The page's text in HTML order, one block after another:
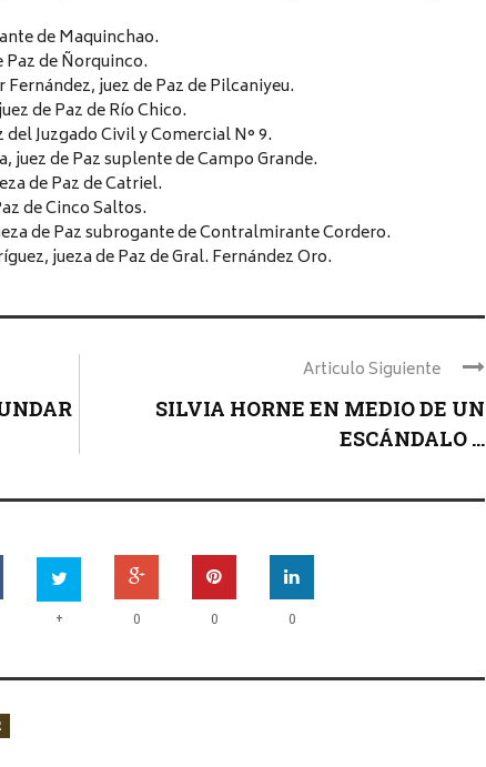
de Maquinchao.
de Ñorquinco.
juez de Paz de Pilcaniyeu.
de Paz de Río Chico.
Juzgado Civil y Comercial N° 9.
juez de Paz suplente de Campo Grande.
de Paz de Catriel.
de Cinco Saltos.
de Paz subrogante de Contralmirante Cordero.
jueza de Paz de Gral. Fernández Oro.
Articulo Siguiente
SILVIA HORNE EN MEDIO DE UN
ESCÁNDALO ...
+ 0 0 0